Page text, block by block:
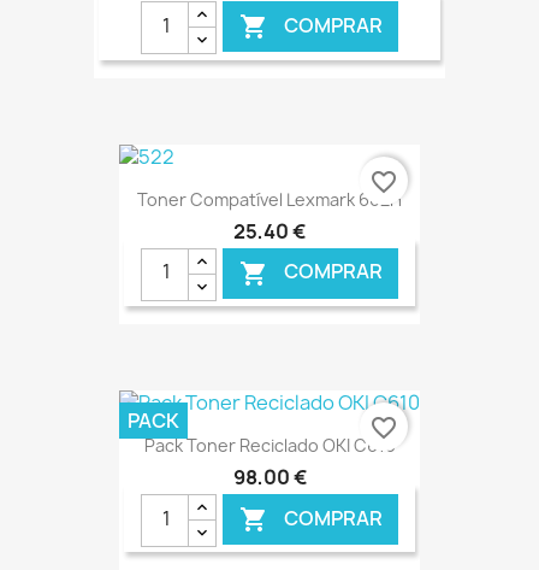
 COMPRAR
€ ONLINE
Toner Compatível Lexmark 602H
25,40 €
 COMPRAR
€ ONLINE
favorite_border
Pack Toner Reciclado OKI C610
98,00 €
 COMPRAR
PACK favorite_border